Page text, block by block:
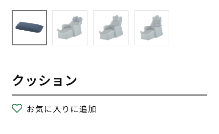
クッション
お気に入りに追加